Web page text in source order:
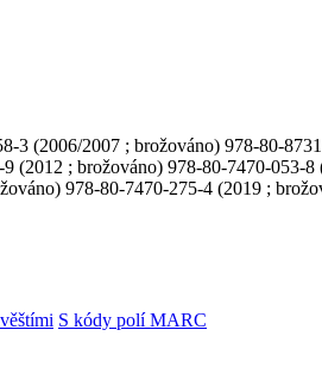
3 (2006/2007 ; brožováno) 978-80-
(2012 ; brožováno) 978-80-7470-
978-80-7470-275-4 (2019 ;
S kódy polí MARC